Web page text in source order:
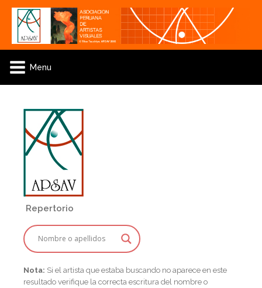
Menu
Repertorio
Nota: Si el artista que estaba buscando no aparece en este
resultado verifique la correcta escritura del nombre o